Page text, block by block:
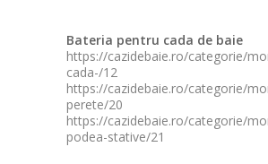
Bateria pentru cada de baie
https://cazidebaie.ro/categorie/
cada-/12
https://cazidebaie.ro/categorie/
perete/20
https://cazidebaie.ro/categorie/
podea-stative/21